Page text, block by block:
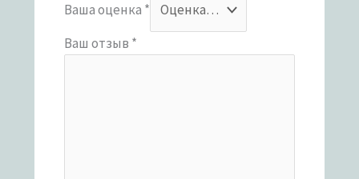
Ваша оценка *
Ваш отзыв *